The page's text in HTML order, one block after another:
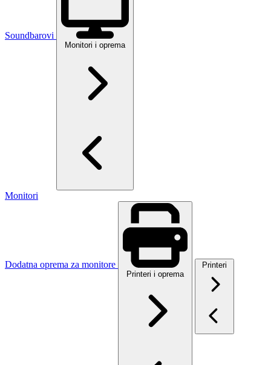
Soundbarovi
Monitori i oprema
Monitori
Dodatna oprema za monitore
Printeri i oprema
Printeri